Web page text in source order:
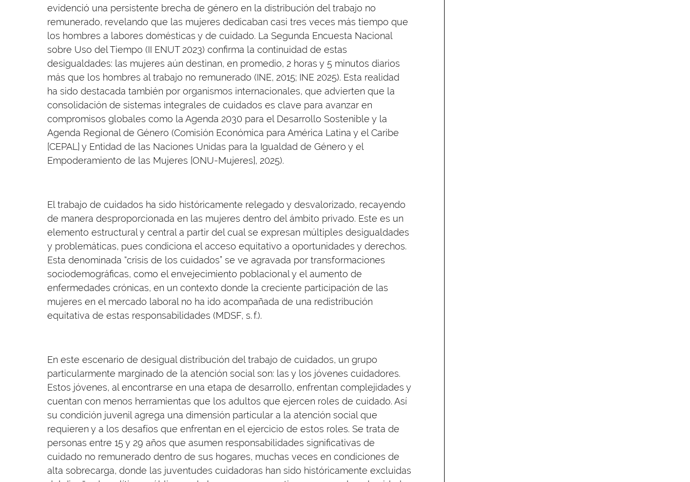
evidenció una persistente brecha de género en la distribución del trabajo no
remunerado, revelando que las mujeres dedicaban casi tres veces más tiempo que
los hombres a labores domésticas y de cuidado. La Segunda Encuesta Nacional
sobre Uso del Tiempo (II ENUT 2023) confirma la continuidad de estas
desigualdades: las mujeres aún destinan, en promedio, 2 horas y 5 minutos diarios
más que los hombres al trabajo no remunerado (INE, 2015; INE 2025). Esta realidad
ha sido destacada también por organismos internacionales, que advierten que la
consolidación de sistemas integrales de cuidados es clave para avanzar en
compromisos globales como la Agenda 2030 para el Desarrollo Sostenible y la
Agenda Regional de Género (Comisión Económica para América Latina y el Caribe
[CEPAL] y Entidad de las Naciones Unidas para la Igualdad de Género y el
Empoderamiento de las Mujeres [ONU-Mujeres], 2025).
El trabajo de cuidados ha sido históricamente relegado y desvalorizado, recayendo
de manera desproporcionada en las mujeres dentro del ámbito privado. Este es un
elemento estructural y central a partir del cual se expresan múltiples desigualdades
y problemáticas, pues condiciona el acceso equitativo a oportunidades y derechos.
Esta denominada “crisis de los cuidados” se ve agravada por transformaciones
sociodemográficas, como el envejecimiento poblacional y el aumento de
enfermedades crónicas, en un contexto donde la creciente participación de las
mujeres en el mercado laboral no ha ido acompañada de una redistribución
equitativa de estas responsabilidades (MDSF, s. f.).
En este escenario de desigual distribución del trabajo de cuidados, un grupo
particularmente marginado de la atención social son: las y los jóvenes cuidadores.
Estos jóvenes, al encontrarse en una etapa de desarrollo, enfrentan complejidades y
cuentan con menos herramientas que los adultos que ejercen roles de cuidado. Así
su condición juvenil agrega una dimensión particular a la atención social que
requieren y a los desafíos que enfrentan en el ejercicio de estos roles. Se trata de
personas entre 15 y 29 años que asumen responsabilidades significativas de
cuidado no remunerado dentro de sus hogares, muchas veces en condiciones de
alta sobrecarga, donde las juventudes cuidadoras han sido históricamente excluidas